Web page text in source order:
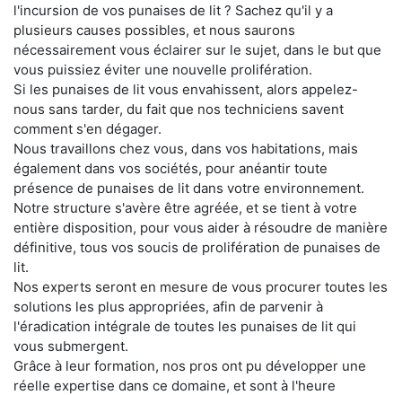
l'incursion de vos punaises de lit ? Sachez qu'il y a
plusieurs causes possibles, et nous saurons
nécessairement vous éclairer sur le sujet, dans le but que
vous puissiez éviter une nouvelle prolifération.
Si les punaises de lit vous envahissent, alors appelez-
nous sans tarder, du fait que nos techniciens savent
comment s'en dégager.
Nous travaillons chez vous, dans vos habitations, mais
également dans vos sociétés, pour anéantir toute
présence de punaises de lit dans votre environnement.
Notre structure s'avère être agréée, et se tient à votre
entière disposition, pour vous aider à résoudre de manière
définitive, tous vos soucis de prolifération de punaises de
lit.
Nos experts seront en mesure de vous procurer toutes les
solutions les plus appropriées, afin de parvenir à
l'éradication intégrale de toutes les punaises de lit qui
vous submergent.
Grâce à leur formation, nos pros ont pu développer une
réelle expertise dans ce domaine, et sont à l'heure